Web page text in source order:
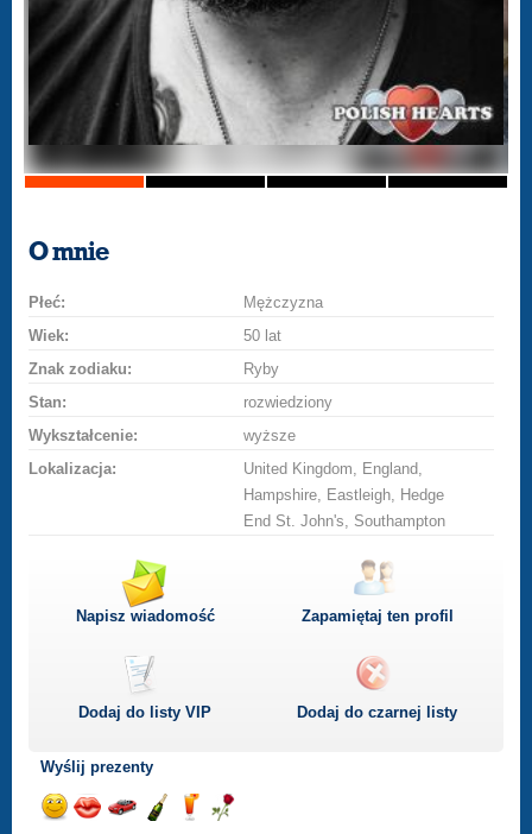
O mnie
Płeć:
Mężczyzna
Wiek:
50 lat
Znak zodiaku:
Ryby
Stan:
rozwiedziony
Wykształcenie:
wyższe
Lokalizacja:
United Kingdom, England,
Hampshire, Eastleigh, Hedge
End St. John's, Southampton
Napisz wiadomość Zapamiętaj ten profil
Dodaj do listyVIP Dodaj do czarnej listy
Wyślij prezenty